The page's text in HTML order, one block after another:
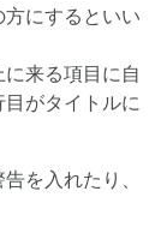
にするといい
来る項目に自
がタイトルに
を入れたり、